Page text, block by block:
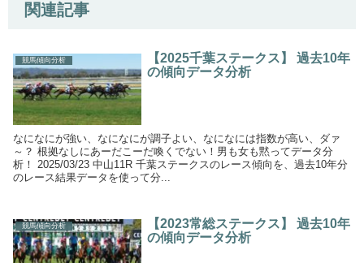
関連記事
競馬傾向分析
【2025千葉ステークス】 過去10年
の傾向データ分析
なになにが強い、なになにが調子よい、なになには指数が高い、ダァ
～？ 根拠なしにあーだこーだ喚くでない！男も女も黙ってデータ分
析！ 2025/03/23 中山11R 千葉ステークスのレース傾向を、過去10年分
のレース結果データを使って分...
競馬傾向分析
【2023常総ステークス】 過去10年
の傾向データ分析